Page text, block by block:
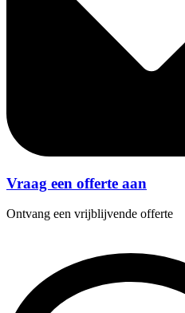
Vraag een offerte aan
Ontvang een vrijblijvende offerte